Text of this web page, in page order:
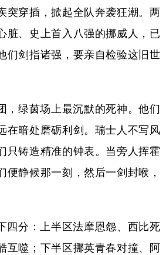
突穿插，掀起全队奔袭狂潮。两
脏、史上首入八强的挪威人，已
们剑指诸强，要亲自检验这旧世
绿茵场上最沉默的死神。他们
在暗处磨砺利剑。瑞士人不写风
只铸造精准的钟表。当旁人挥霍
便静候那一刻，然后一剑封喉，
分：上半区法摩恩怨、西比死
互噬；下半区挪英青春对撞、阿